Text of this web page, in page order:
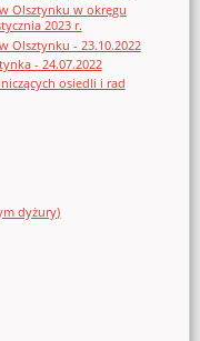
Olsztynku w okręgu
2023 r.
Olsztynku - 23.10.2022
- 24.07.2022
osiedli i rad
dyżury)